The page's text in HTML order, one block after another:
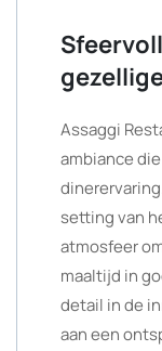
Assaggi
ambiance
setting van
atmosfeer
maaltijd in
detail in de
aan een